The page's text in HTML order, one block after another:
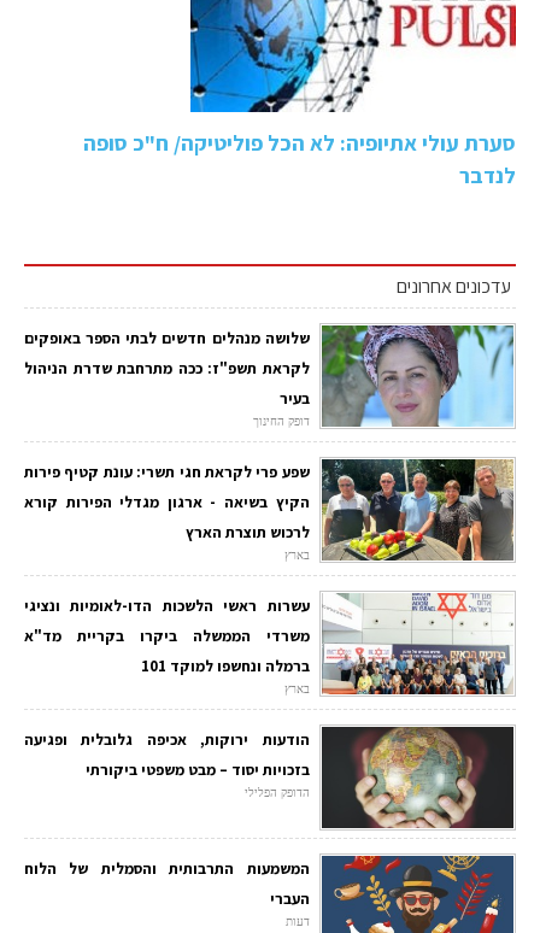
סערת עולי אתיופיה: לא הכל פוליטיקה/ ח"כ סופה
לנדבר
עדכונים אחרונים
שלושה מנהלים חדשים לבתי הספר באופקים
לקראת תשפ"ז: ככה מתרחבת שדרת הניהול
בעיר
דופק החינוך
שפע פרי לקראת חגי תשרי: עונת קטיף פירות
הקיץ בשיאה - ארגון מגדלי הפירות קורא
לרכוש תוצרת הארץ
בארץ
עשרות ראשי הלשכות הדו-לאומיות ונציגי
משרדי הממשלה ביקרו בקריית מד"א
ברמלה ונחשפו למוקד 101
בארץ
הודעות ירוקות, אכיפה גלובלית ופגיעה
בזכויות יסוד – מבט משפטי ביקורתי
הדופק הפלילי
המשמעות התרבותית והסמלית של הלוח
העברי
דעות